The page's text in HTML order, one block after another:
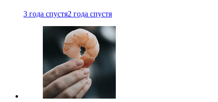
3 года спустя2 года спустя